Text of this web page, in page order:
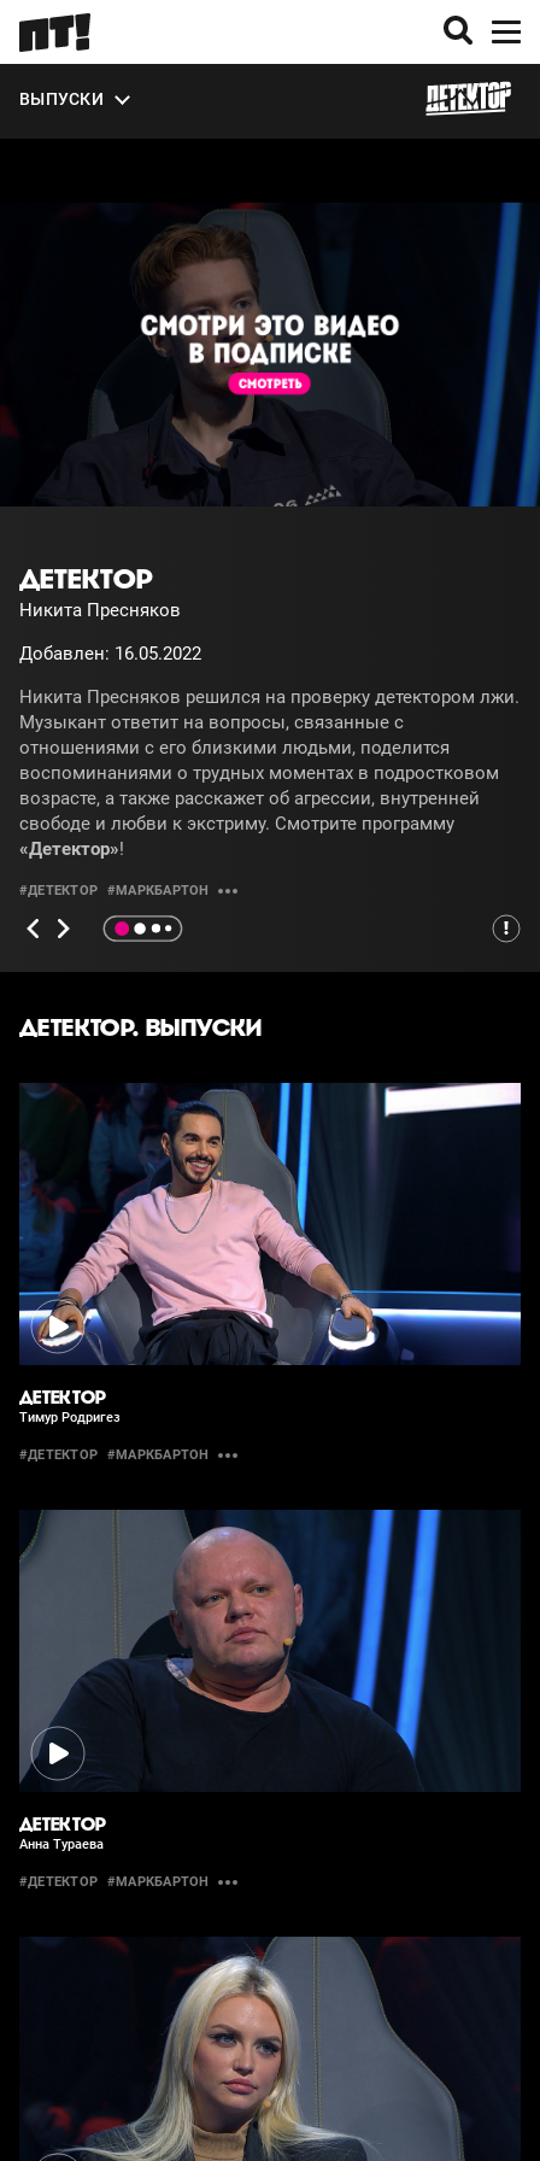
ВЫПУСКИ
О ПРОЕКТЕ
ДЕТЕКТОР
Никита Пресняков
Добавлен: 16.05.2022
Никита Пресняков решился на проверку детектором лжи.
Музыкант ответит на вопросы, связанные с
отношениями с его близкими людьми, поделится
воспоминаниями о трудных моментах в подростковом
возрасте, а также расскажет об агрессии, внутренней
свободе и любви к экстриму. Смотрите программу
«Детектор»!
#ДЕТЕКТОР #МАРКБАРТОН
ДЕТЕКТОР. ВЫПУСКИ
ДЕТЕКТОР
Тимур Родригез
#ДЕТЕКТОР #МАРКБАРТОН
ДЕТЕКТОР
Анна Тураева
#ДЕТЕКТОР #МАРКБАРТОН